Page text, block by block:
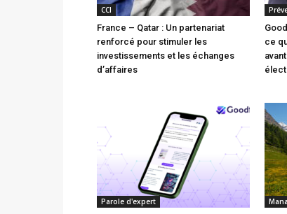
CCI
France – Qatar : Un partenariat
renforcé pour stimuler les
investissements et les échanges
d’affaires
ce
Parole d'expert